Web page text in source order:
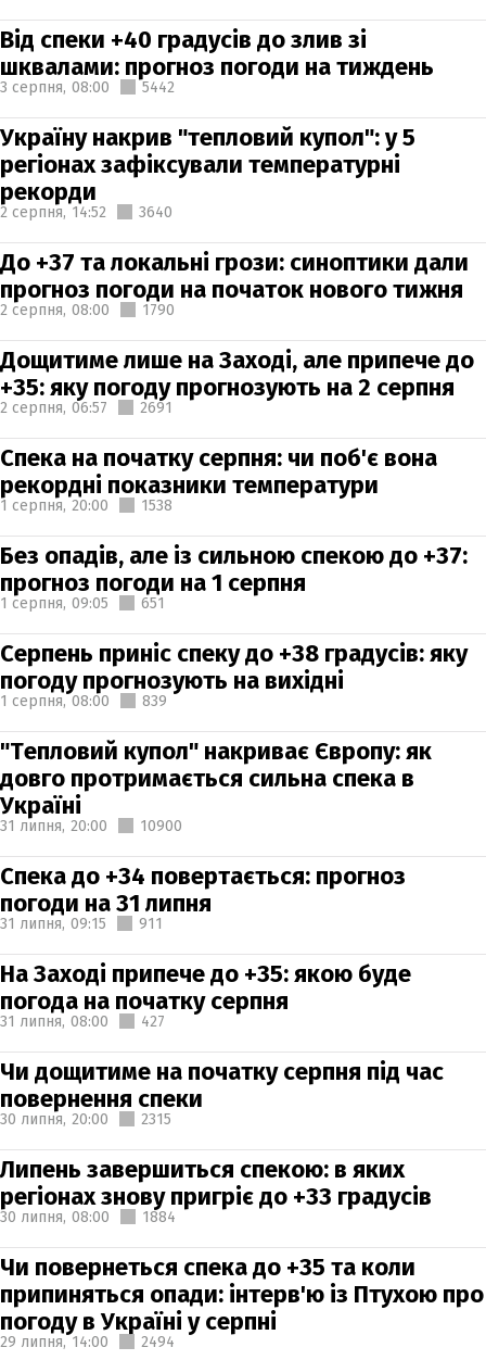
Від спеки +40 градусів до злив зі
шквалами: прогноз погоди на тиждень
3 серпня, 08:00 5442
Україну накрив "тепловий купол": у 5
регіонах зафіксували температурні
рекорди
2 серпня, 14:52 3640
До +37 та локальні грози: синоптики дали
прогноз погоди на початок нового тижня
2 серпня, 08:00 1790
Дощитиме лише на Заході, але припече до
+35: яку погоду прогнозують на 2 серпня
2 серпня, 06:57 2691
Спека на початку серпня: чи поб'є вона
рекордні показники температури
1 серпня, 20:00 1538
Без опадів, але із сильною спекою до +37:
прогноз погоди на 1 серпня
1 серпня, 09:05 651
Серпень приніс спеку до +38 градусів: яку
погоду прогнозують на вихідні
1 серпня, 08:00 839
"Тепловий купол" накриває Європу: як
довго протримається сильна спека в
Україні
31 липня, 20:00 10900
Спека до +34 повертається: прогноз
погоди на 31 липня
31 липня, 09:15 911
На Заході припече до +35: якою буде
погода на початку серпня
31 липня, 08:00 427
Чи дощитиме на початку серпня під час
повернення спеки
30 липня, 20:00 2315
Липень завершиться спекою: в яких
регіонах знову пригріє до +33 градусів
30 липня, 08:00 1884
Чи повернеться спека до +35 та коли
припиняться опади: інтерв'ю із Птухою про
погоду в Україні у серпні
29 липня, 14:00 2494